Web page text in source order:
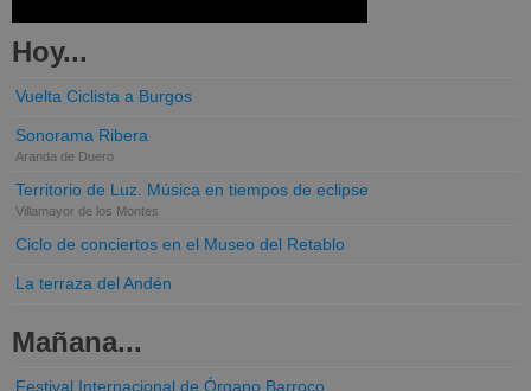
Hoy...
Vuelta Ciclista a Burgos
Sonorama Ribera
Aranda de Duero
Territorio de Luz. Música en tiempos de eclipse
Villamayor de los Montes
Ciclo de conciertos en el Museo del Retablo
La terraza del Andén
Mañana...
Festival Internacional de Órgano Barroco